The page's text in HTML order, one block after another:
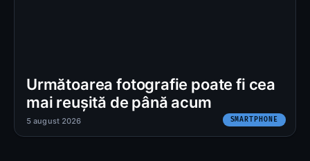
Următoarea fotografie poate fi cea
mai reușită de până acum
SMARTPHONE
5 august 2026